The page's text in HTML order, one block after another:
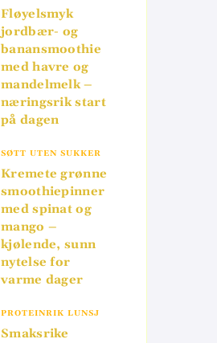
Fløyelsmyk
jordbær- og
banansmoothie
med havre og
mandelmelk –
næringsrik start
på dagen
SØTT UTEN SUKKER
Kremete grønne
smoothiepinner
med spinat og
mango –
kjølende, sunn
nytelse for
varme dager
PROTEINRIK LUNSJ
Smaksrike